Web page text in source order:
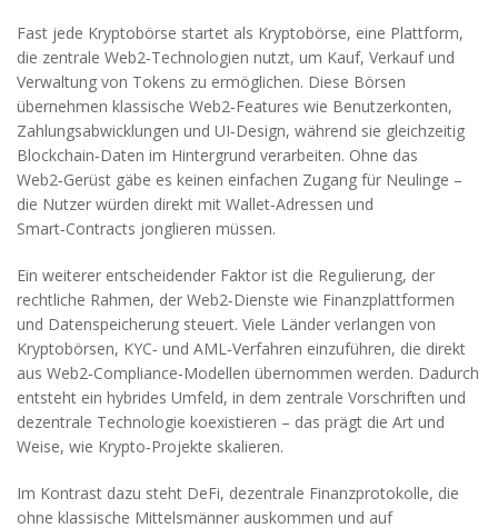
Fast jede Kryptobörse startet als Kryptobörse, eine Plattform,
die zentrale Web2‑Technologien nutzt, um Kauf, Verkauf und
Verwaltung von Tokens zu ermöglichen. Diese Börsen
übernehmen klassische Web2‑Features wie Benutzerkonten,
Zahlungsabwicklungen und UI‑Design, während sie gleichzeitig
Blockchain‑Daten im Hintergrund verarbeiten. Ohne das
Web2‑Gerüst gäbe es keinen einfachen Zugang für Neulinge –
die Nutzer würden direkt mit Wallet‑Adressen und
Smart‑Contracts jonglieren müssen.
Ein weiterer entscheidender Faktor ist die Regulierung, der
rechtliche Rahmen, der Web2‑Dienste wie Finanzplattformen
und Datenspeicherung steuert. Viele Länder verlangen von
Kryptobörsen, KYC‑ und AML‑Verfahren einzuführen, die direkt
aus Web2‑Compliance‑Modellen übernommen werden. Dadurch
entsteht ein hybrides Umfeld, in dem zentrale Vorschriften und
dezentrale Technologie koexistieren – das prägt die Art und
Weise, wie Krypto‑Projekte skalieren.
Im Kontrast dazu steht DeFi, dezentrale Finanzprotokolle, die
ohne klassische Mittelsmänner auskommen und auf